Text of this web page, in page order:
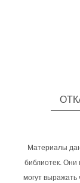
Материалы
библиотек. Они
могут выражать